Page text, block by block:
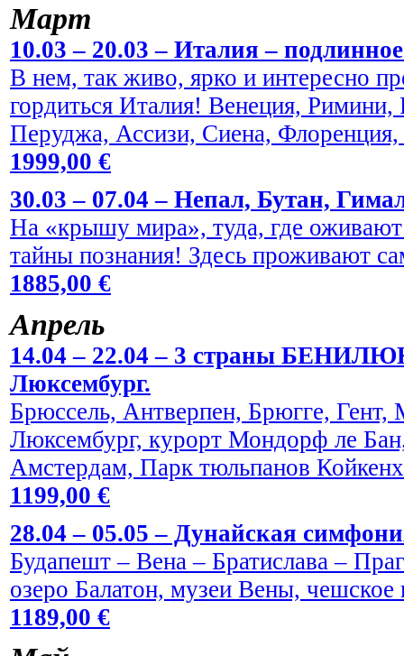
Maрт
10.03 – 20.03 – Италия –
В нем, так живо, ярко и интересно
гордиться Италия! Венеция,
Перуджа, Ассизи, Сиена,
1999,00 €
30.03 – 07.04 – Непал, Бутан,
На «крышу мира», туда, где
тайны познания! Здесь проживают
1885,00 €
Aпрель
14.04 – 22.04 – 3 страны
Люксембург.
Брюссель, Антверпен, Брюгге,
Люксембург, курорт Мондорф ле
Амстердам, Парк тюльпанов
1199,00 €
28.04 – 05.05 – Дунайская
Будапешт – Вена – Братислава –
озеро Балатон, музеи Вены, чешское
1189,00 €